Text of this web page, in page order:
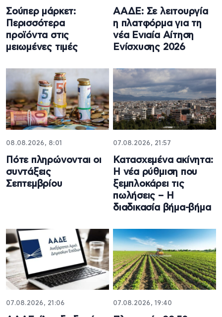
Σούπερ μάρκετ:
Περισσότερα
προϊόντα στις
μειωμένες τιμές
ΑΑΔΕ: Σε λειτουργία
η πλατφόρμα για τη
νέα Ενιαία Αίτηση
Ενίσχυσης 2026
08.08.2026, 8:01
Πότε πληρώνονται οι
συντάξεις
Σεπτεμβρίου
07.08.2026, 21:57
Κατασχεμένα ακίνητα:
Η νέα ρύθμιση που
ξεμπλοκάρει τις
πωλήσεις – Η
διαδικασία βήμα-βήμα
07.08.2026, 21:06 07.08.2026, 19:40